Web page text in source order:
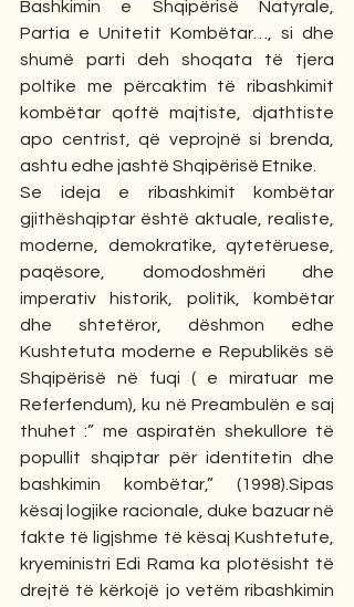
Bashkimin e Shqipërisë Natyrale,
Partia e Unitetit Kombëtar…, si dhe
shumë parti deh shoqata të tjera
poltike me përcaktim të ribashkimit
kombëtar qoftë majtiste, djathtiste
apo centrist, që veprojnë si brenda,
ashtu edhe jashtë Shqipërisë Etnike.
Se ideja e ribashkimit kombëtar
gjithëshqiptar është aktuale, realiste,
moderne, demokratike, qytetëruese,
paqësore, domodoshmëri dhe
imperativ historik, politik, kombëtar
dhe shtetëror, dëshmon edhe
Kushtetuta moderne e Republikës së
Shqipërisë në fuqi ( e miratuar me
Referfendum), ku në Preambulën e saj
thuhet :” me aspiratën shekullore të
popullit shqiptar për identitetin dhe
bashkimin kombëtar,” (1998).Sipas
kësaj logjike racionale, duke bazuar në
fakte të ligjshme të kësaj Kushtetute,
kryeministri Edi Rama ka plotësisht të
drejtë të kërkojë jo vetëm ribashkimin